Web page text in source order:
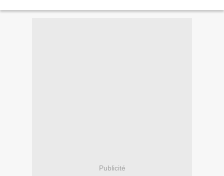
Publicité